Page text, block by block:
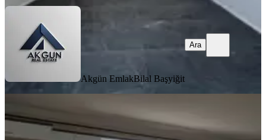
Akgün EmlakBilal Başyiğit
Ara
Kiralık Doğalgazlı Daire
Akhisar, Ulu Camii Mahallesi